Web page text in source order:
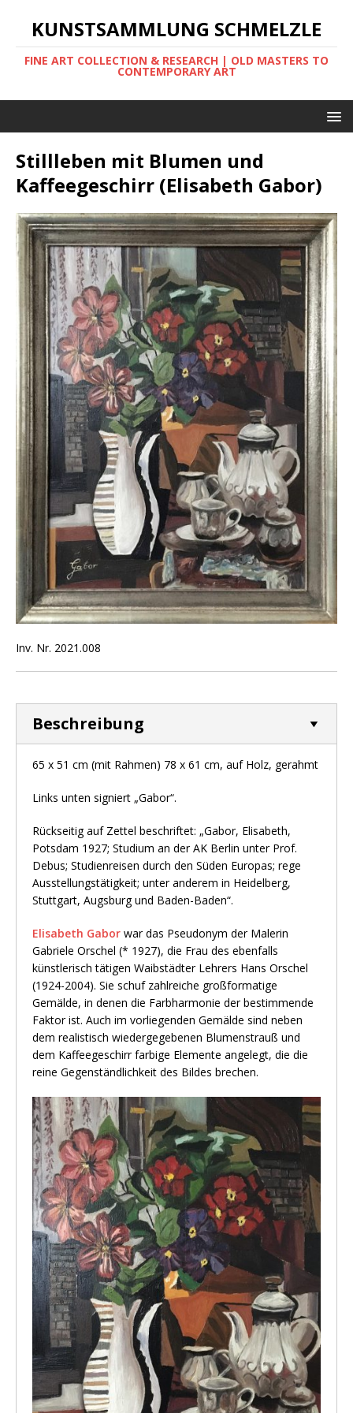
KUNSTSAMMLUNG SCHMELZLE
FINE ART COLLECTION & RESEARCH | OLD MASTERS TO
CONTEMPORARY ART
Stillleben mit Blumen und
Kaffeegeschirr (Elisabeth Gabor)
Inv. Nr. 2021.008
Beschreibung
65 x 51 cm (mit Rahmen) 78 x 61 cm, auf Holz, gerahmt
Links unten signiert „Gabor“.
Rückseitig auf Zettel beschriftet: „Gabor, Elisabeth,
Potsdam 1927; Studium an der AK Berlin unter Prof.
Debus; Studienreisen durch den Süden Europas; rege
Ausstellungstätigkeit; unter anderem in Heidelberg,
Stuttgart, Augsburg und Baden-Baden“.
Elisabeth Gabor war das Pseudonym der Malerin
Gabriele Orschel (* 1927), die Frau des ebenfalls
künstlerisch tätigen Waibstädter Lehrers Hans Orschel
(1924-2004). Sie schuf zahlreiche großformatige
Gemälde, in denen die Farbharmonie der bestimmende
Faktor ist. Auch im vorliegenden Gemälde sind neben
dem realistisch wiedergegebenen Blumenstrauß und
dem Kaffeegeschirr farbige Elemente angelegt, die die
reine Gegenständlichkeit des Bildes brechen.